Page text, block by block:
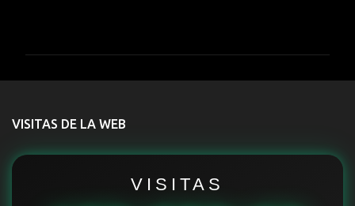
t
r
VISITAS DE LA WEB
VISITAS